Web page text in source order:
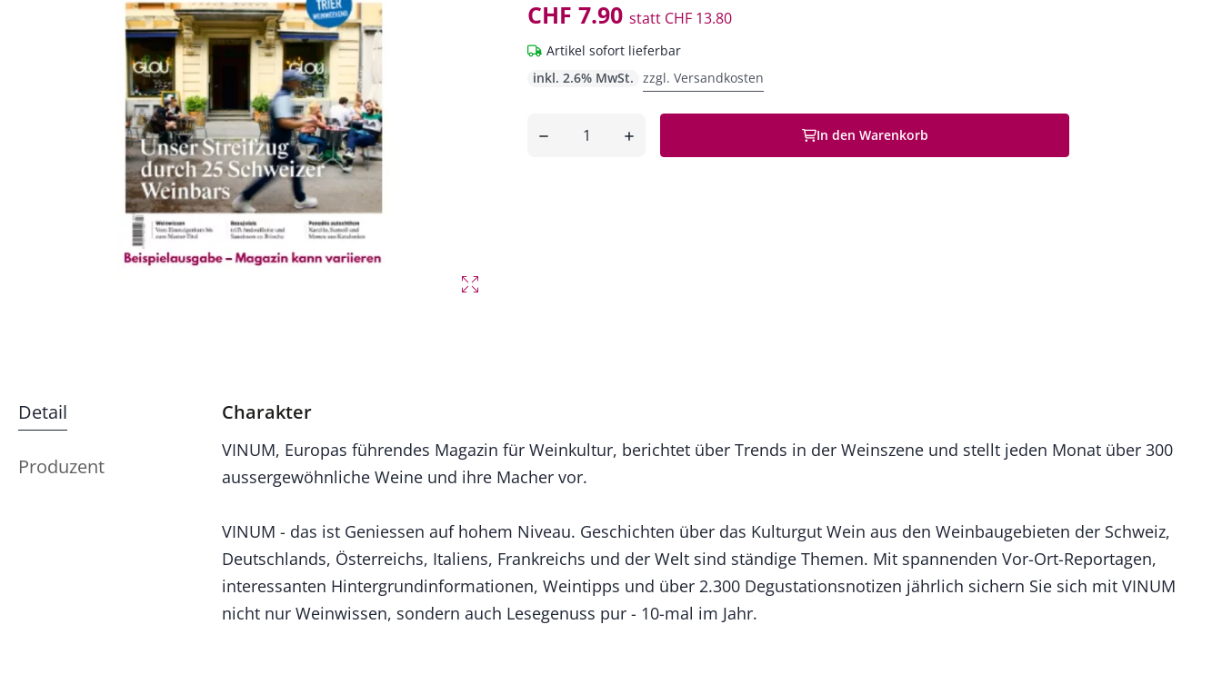
CHF 7.90 statt CHF 13.80
Artikel sofort lieferbar
inkl. 2.6% MwSt. zzgl. Versandkosten
In den Warenkorb
Detail
Produzent
Charakter
VINUM, Europas führendes Magazin für Weinkultur, berichtet über Trends in der Weinszene und stellt jeden Monat über 300
aussergewöhnliche Weine und ihre Macher vor.
VINUM - das ist Geniessen auf hohem Niveau. Geschichten über das Kulturgut Wein aus den Weinbaugebieten der Schweiz,
Deutschlands, Österreichs, Italiens, Frankreichs und der Welt sind ständige Themen. Mit spannenden Vor-Ort-Reportagen,
interessanten Hintergrundinformationen, Weintipps und über 2.300 Degustationsnotizen jährlich sichern Sie sich mit VINUM
nicht nur Weinwissen, sondern auch Lesegenuss pur - 10-mal im Jahr.